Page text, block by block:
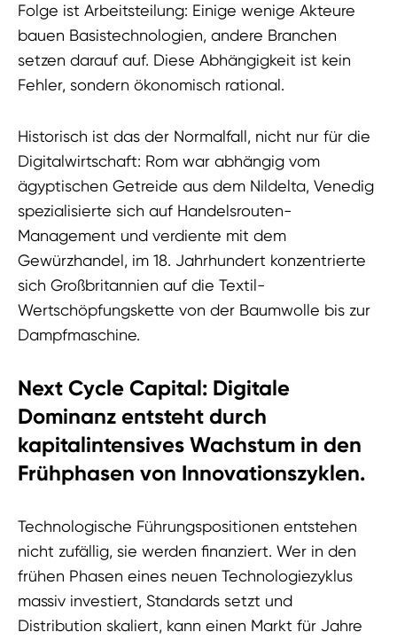
Folge ist Arbeitsteilung: Einige wenige Akteure
bauen Basistechnologien, andere Branchen
setzen darauf auf. Diese Abhängigkeit ist kein
Fehler, sondern ökonomisch rational.
Historisch ist das der Normalfall, nicht nur für die
Digitalwirtschaft: Rom war abhängig vom
ägyptischen Getreide aus dem Nildelta, Venedig
spezialisierte sich auf Handelsrouten-
Management und verdiente mit dem
Gewürzhandel, im 18. Jahrhundert konzentrierte
sich Großbritannien auf die Textil-
Wertschöpfungskette von der Baumwolle bis zur
Dampfmaschine.
Next Cycle Capital: Digitale
Dominanz entsteht durch
kapitalintensives Wachstum in den
Frühphasen von Innovationszyklen.
Technologische Führungspositionen entstehen
nicht zufällig, sie werden finanziert. Wer in den
frühen Phasen eines neuen Technologiezyklus
massiv investiert, Standards setzt und
Distribution skaliert, kann einen Markt für Jahre